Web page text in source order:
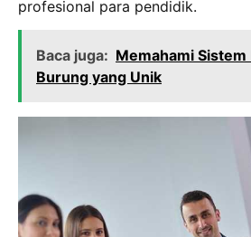
profesional para pendidik.
Baca juga: Memahami Sistem
Burung yang Unik